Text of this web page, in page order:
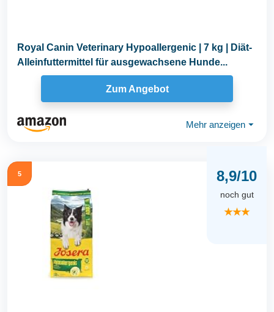
Royal Canin Veterinary Hypoallergenic | 7 kg | Diät-
Alleinfuttermittel für ausgewachsene Hunde...
Zum Angebot
Mehr anzeigen ⏷
5 8,9/10
noch gut
★★★